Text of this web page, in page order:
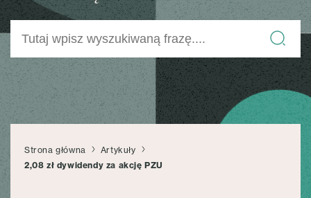
Strona główna
Artykuły
2,08 zł dywidendy za akcję PZU